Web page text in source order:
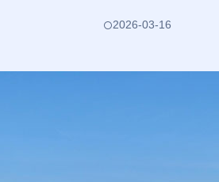
2026-03-16